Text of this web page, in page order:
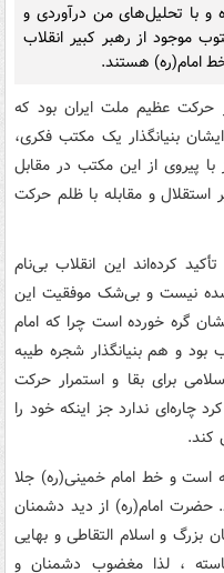
و با تحلیل‌های من درآوردی و
موجود از رهبر کبیر انقلاب
امام(ره) هستند.
حرکت عظیم ملت ایران بود که
بنیانگذار یک مکتب فکری،
پیروی از این مکتب در مقابل
و مقابله با ظلم حرکت
کرده‌اند این انقلاب بی‌نام
نیست و بی‌شک موفقیت این
گره خورده است چرا که امام
بود و هم بنیانگذار شجره طیبه
برای بقا و استمرار حرکت
چاره‌ای ندارد جز اینکه خود را
کند.
است و خط امام خمینی(ره) جلا
حضرت امام(ره) از دید دشمنان
بزرگ و اسلام التقاطی و بهایی
، لذا مغضوب دشمنان و